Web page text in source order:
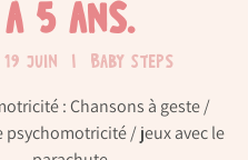
à 5 ans.
19 juin
  |
Baby Steps
: Chansons à geste /
psychomotricité / jeux avec le